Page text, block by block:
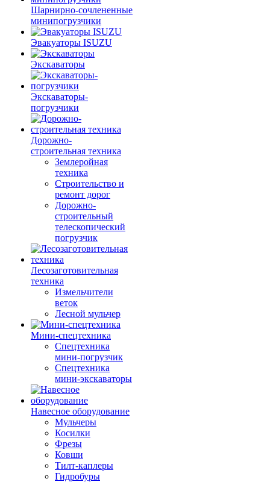
Шарнирно-сочлененные
минипогрузчики
Эвакуаторы ISUZU
Экскаваторы
Экскаваторы-
погрузчики
Дорожно-
строительная техника
Землеройная
техника
Строительство и
ремонт дорог
Дорожно-
строительный
телескопический
погрузчик
Лесозаготовительная
техника
Измельчители
веток
Лесной мульчер
Мини-спецтехника
Спецтехника
мини-погрузчик
Спецтехника
мини-экскаваторы
Навесное оборудование
Мульчеры
Косилки
Фрезы
Ковши
Тилт-каплеры
Гидробуры